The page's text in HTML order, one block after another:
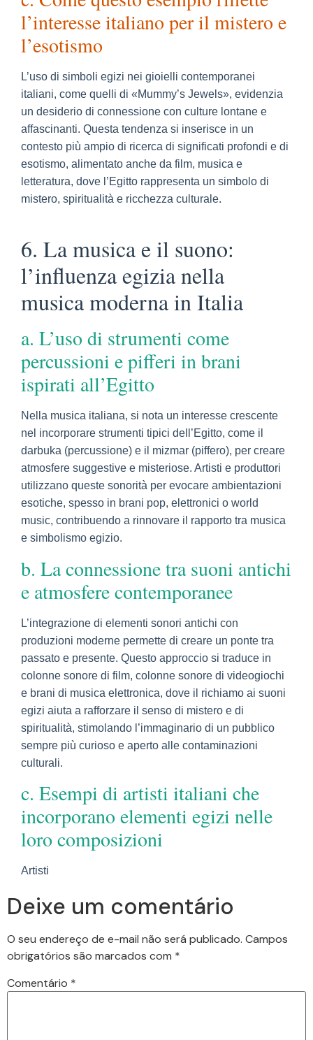
l’interesse italiano per il mistero e
l’esotismo
L’uso di simboli egizi nei gioielli contemporanei
italiani, come quelli di «Mummy’s Jewels», evidenzia
un desiderio di connessione con culture lontane e
affascinanti. Questa tendenza si inserisce in un
contesto più ampio di ricerca di significati profondi e di
esotismo, alimentato anche da film, musica e
letteratura, dove l’Egitto rappresenta un simbolo di
mistero, spiritualità e ricchezza culturale.
6. La musica e il suono:
l’influenza egizia nella
musica moderna in Italia
a. L’uso di strumenti come
percussioni e pifferi in brani
ispirati all’Egitto
Nella musica italiana, si nota un interesse crescente
nel incorporare strumenti tipici dell’Egitto, come il
darbuka (percussione) e il mizmar (piffero), per creare
atmosfere suggestive e misteriose. Artisti e produttori
utilizzano queste sonorità per evocare ambientazioni
esotiche, spesso in brani pop, elettronici o world
music, contribuendo a rinnovare il rapporto tra musica
e simbolismo egizio.
b. La connessione tra suoni antichi
e atmosfere contemporanee
L’integrazione di elementi sonori antichi con
produzioni moderne permette di creare un ponte tra
passato e presente. Questo approccio si traduce in
colonne sonore di film, colonne sonore di videogiochi
e brani di musica elettronica, dove il richiamo ai suoni
egizi aiuta a rafforzare il senso di mistero e di
spiritualità, stimolando l’immaginario di un pubblico
sempre più curioso e aperto alle contaminazioni
culturali.
c. Esempi di artisti italiani che
incorporano elementi egizi nelle
loro composizioni
Artisti
Deixe um comentário
O seu endereço de e-mail não será publicado. Campos
obrigatórios são marcados com *
Comentário *